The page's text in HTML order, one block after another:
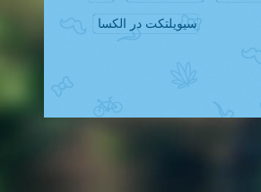
سیویلتکت در الکسا